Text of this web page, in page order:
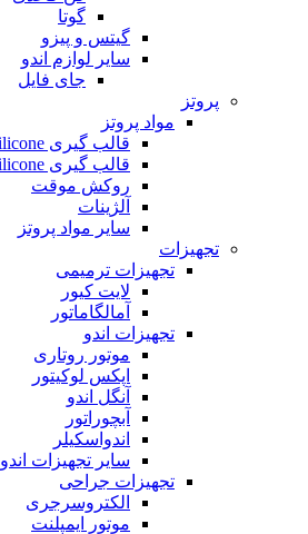
گوتا
گیتس و پیزو
سایر لوازم اندو
جای فایل
پروتز
مواد پروتز
قالب گیری A Silicone (افزایشی)
قالب گیری C silicone (تراکمی)
روکش موقت
آلژینات
سایر مواد پروتز
تجهیزات
تجهیزات ترمیمی
لایت کیور
آمالگاماتور
تجهیزات اندو
موتور روتاری
اپکس لوکیتور
آنگل اندو
آبچوراتور
اندواسکیلر
سایر تجهیزات اندو
تجهیزات جراحی
الکتروسرجری
موتور ایمپلنت